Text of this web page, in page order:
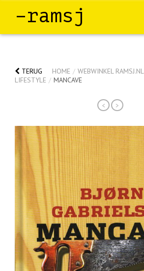
–ramsj
TERUG HOME / WEBWINKEL RAMSJ.NL
LIFESTYLE / MANCAVE
< >